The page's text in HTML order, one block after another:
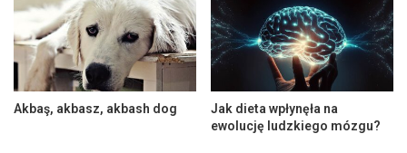
Akbaş, akbasz, akbash dog
Jak dieta wpłynęła na
ewolucję ludzkiego mózgu?